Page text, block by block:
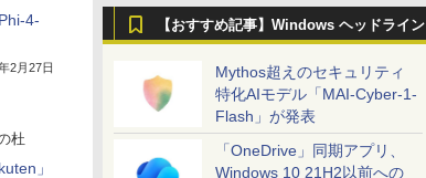
【おすすめ記事】Windows ヘッドライン
Mythos超えのセキュリティ
特化AIモデル「MAI-Cyber-1-
Flash」が発表
「OneDrive」同期アプリ、
Windows 10 21H2以前への
4-
2月27日
杜
」